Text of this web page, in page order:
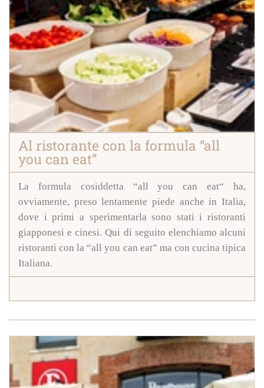
Al ristorante con la formula “all
you can eat”
La formula cosiddetta “all you can eat“ ha,
ovviamente, preso lentamente piede anche in Italia,
dove i primi a sperimentarla sono stati i ristoranti
giapponesi e cinesi.Qui di seguito elenchiamo alcuni
ristoranti con la “all you can eat” ma con cucina tipica
Italiana.